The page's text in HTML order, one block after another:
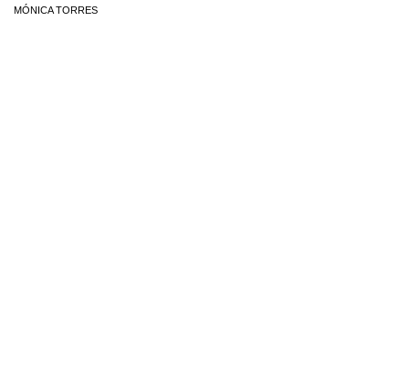
MÓNICA TORRES